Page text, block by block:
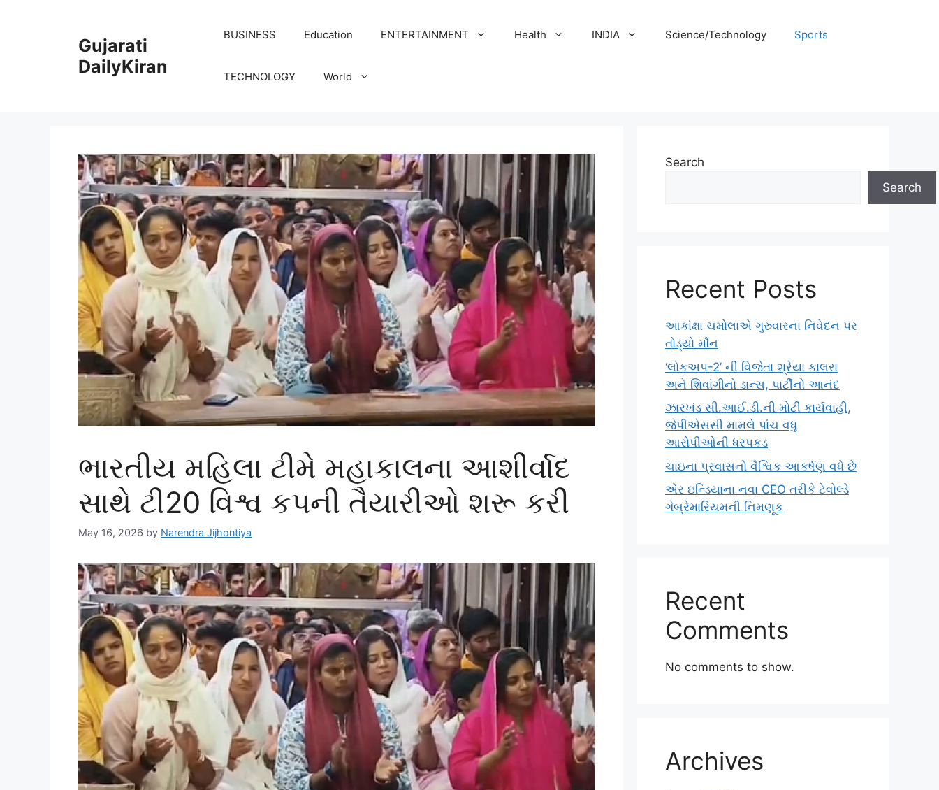
Gujarati
DailyKiran
BUSINESS Education ENTERTAINMENT Health INDIA Science/Technology Sports
TECHNOLOGY World
ભારતીય મહિલા ટીમે મહાકાલના આશીર્વાદ
સાથે ટી20 વિશ્વ કપની તૈયારીઓ શરૂ કરી
May 16, 2026 by Narendra Jijhontiya
Search
Search
Recent Posts
આકાંક્ષા ચમોલાએ ગુરુવારના નિવેદન પર
તોડ્યો મૌન
‘લોકઅપ-2’ ની વિજેતા શ્રેયા કાલરા
અને શિવાંગીનો ડાન્સ, પાર્ટીનો આનંદ
ઝારખંડ સી.આઈ.ડી.ની મોટી કાર્યવાહી,
જેપીએસસી મામલે પાંચ વધુ
આરોપીઓની ધરપકડ
ચાઇના પ્રવાસનો વૈશ્વિક આકર્ષણ વધે છે
એર ઇન્ડિયાના નવા CEO તરીકે ટેવોલ્ડે
ગેબ્રેમારિયમની નિમણૂક
Recent
Comments
No comments to show.
Archives